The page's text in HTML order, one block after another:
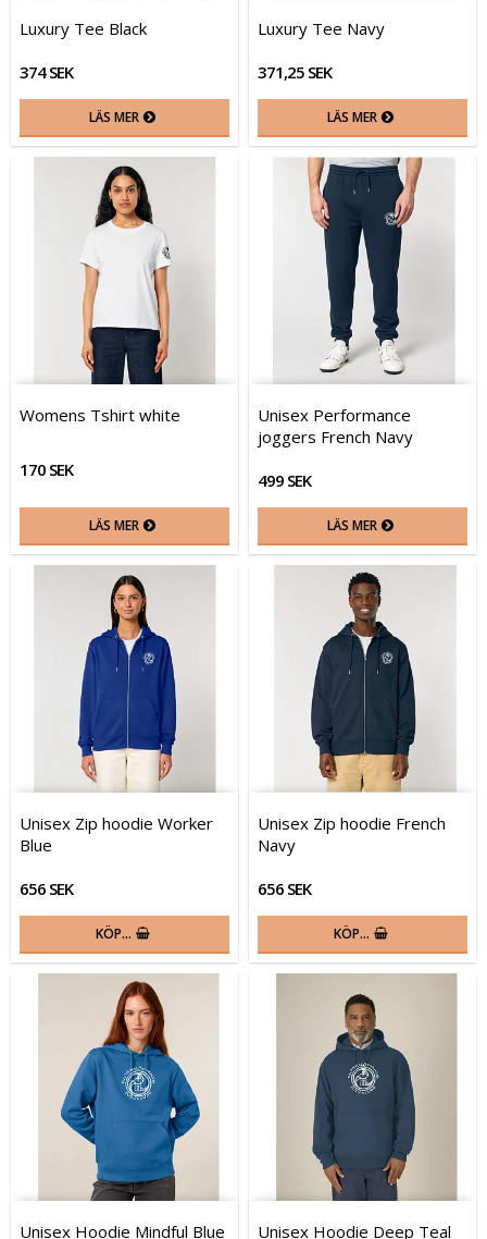
Luxury Tee Black
374 SEK
LÄS MER
Luxury Tee Navy
371,25 SEK
LÄS MER
Womens Tshirt white
170 SEK
LÄS MER
Unisex Performance
joggers French Navy
499 SEK
LÄS MER
Unisex Zip hoodie Worker
Blue
656 SEK
KÖP…
Unisex Zip hoodie French
Navy
656 SEK
KÖP…
Unisex Hoodie Mindful Blue Unisex Hoodie Deep Teal